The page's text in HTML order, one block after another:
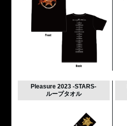
Pleasure 2023 -STARS-
ループタオル